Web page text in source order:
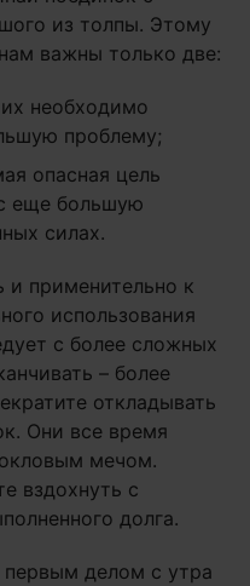
из толпы. Этому
важны только две:
необходимо
проблему;
опасная цель
еще большую
силах.
применительно к
использования
с более сложных
– более
откладывать
Они все время
мечом.
вздохнуть с
долга.
первым делом с утра